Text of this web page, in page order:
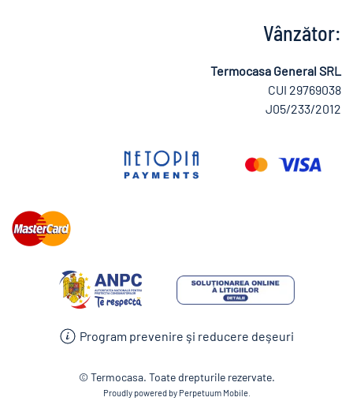
Vânzător:
Termocasa General SRL
CUI 29769038
J05/233/2012
Program prevenire şi reducere deşeuri
© Termocasa. Toate drepturile rezervate.
Proudly powered by Perpetuum Mobile.